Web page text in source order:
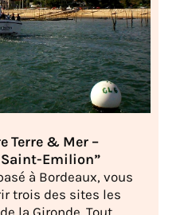
Terre & Mer –
Emilion”
à Bordeaux, vous
trois des sites les